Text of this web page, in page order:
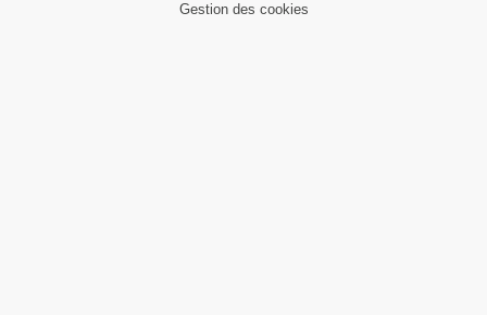
Gestion des cookies